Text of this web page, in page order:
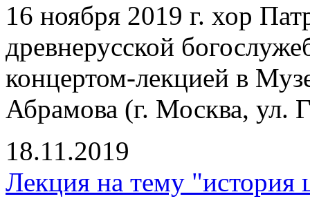
16 ноября 2019 г. хор
древнерусской
концертом-лекцией в
Абрамова (г. Москва, ул.
18.11.2019
Лекция на тему "история